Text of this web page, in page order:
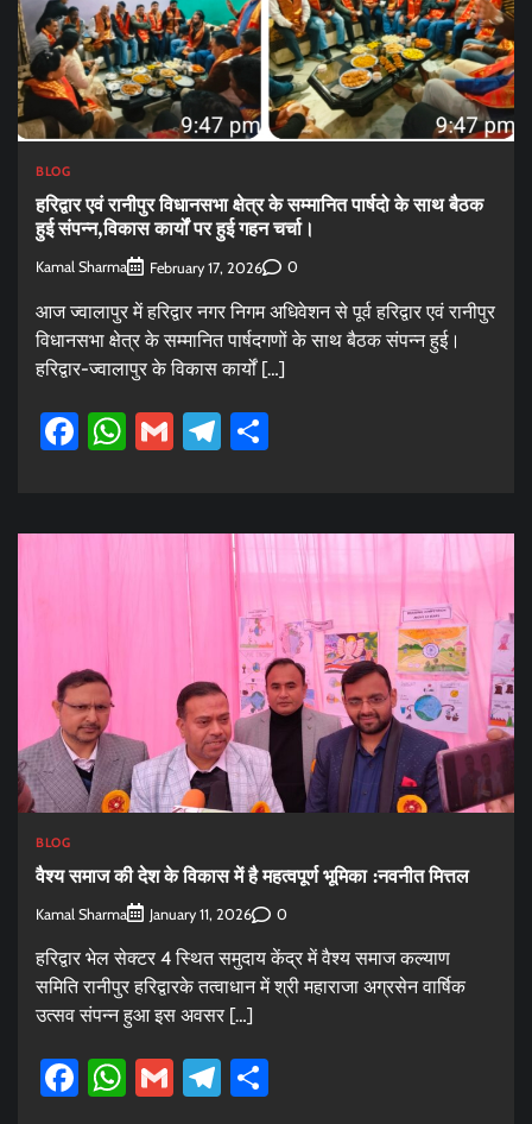
BLOG
हरिद्वार एवं रानीपुर विधानसभा क्षेत्र के सम्मानित पार्षदो के साथ बैठक
हुई संपन्न,विकास कार्यों पर हुई गहन चर्चा।
Kamal Sharma February 17, 2026 0
आज ज्वालापुर में हरिद्वार नगर निगम अधिवेशन से पूर्व हरिद्वार एवं रानीपुर
विधानसभा क्षेत्र के सम्मानित पार्षदगणों के साथ बैठक संपन्न हुई।
हरिद्वार-ज्वालापुर के विकास कार्यों […]
Facebook
WhatsApp
GmailTelegram
BLOG
वैश्य समाज की देश के विकास में है महत्वपूर्ण भूमिका :नवनीत मित्तल
Kamal Sharma January 11, 2026 0
हरिद्वार भेल सेक्टर 4 स्थित समुदाय केंद्र में वैश्य समाज कल्याण
समिति रानीपुर हरिद्वारके तत्वाधान में श्री महाराजा अग्रसेन वार्षिक
उत्सव संपन्न हुआ इस अवसर […]
Facebook
WhatsApp
GmailTelegram